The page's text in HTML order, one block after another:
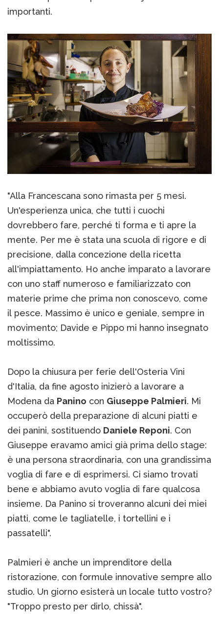
importanti.
"Alla Francescana sono rimasta per 5 mesi.
Un'esperienza unica, che tutti i cuochi
dovrebbero fare, perché ti forma e ti apre la
mente. Per me è stata una scuola di rigore e di
precisione, dalla concezione della ricetta
all'impiattamento. Ho anche imparato a lavorare
con uno staff numeroso e familiarizzato con
materie prime che prima non conoscevo, come
il pesce. Massimo è unico e geniale, sempre in
movimento; Davide e Pippo mi hanno insegnato
moltissimo.
Dopo la chiusura per ferie dell'Osteria Vini
d'Italia, da fine agosto inizierò a lavorare a
Modena da Panino con Giuseppe Palmieri. Mi
occuperò della preparazione di alcuni piatti e
dei panini, sostituendo Daniele Reponi. Con
Giuseppe eravamo amici già prima dello stage:
è una persona straordinaria, con una grandissima
voglia di fare e di esprimersi. Ci siamo trovati
bene e abbiamo avuto voglia di fare qualcosa
insieme. Da Panino si troveranno alcuni dei miei
piatti, come le tagliatelle, i tortellini e i
passatelli".
Palmieri è anche un imprenditore della
ristorazione, con formule innovative sempre allo
studio. Un giorno esisterà un locale tutto vostro?
"Troppo presto per dirlo, chissà".